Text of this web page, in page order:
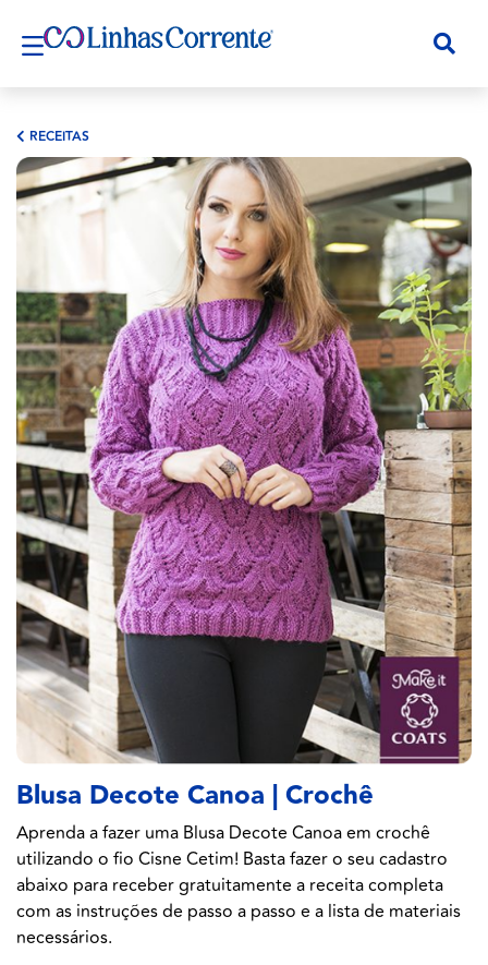
RECEITAS
Blusa Decote Canoa | Crochê
Aprenda a fazer uma Blusa Decote Canoa em crochê
utilizando o fio Cisne Cetim! Basta fazer o seu cadastro
abaixo para receber gratuitamente a receita completa
com as instruções de passo a passo e a lista de materiais
necessários.